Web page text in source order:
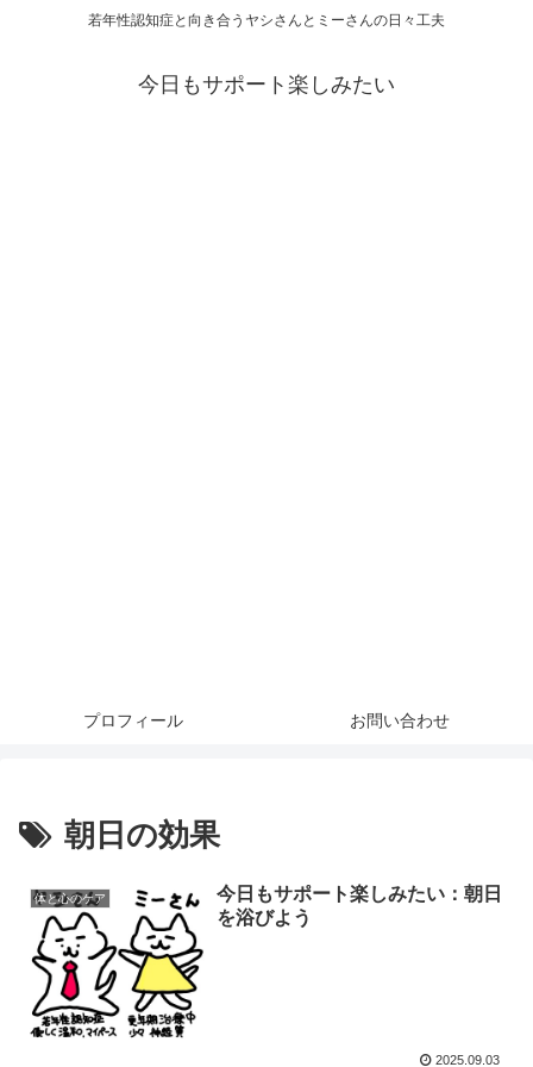
若年性認知症と向き合うヤシさんとミーさんの日々工夫
今日もサポート楽しみたい
プロフィール お問い合わせ
朝日の効果
体と心のケア
今日もサポート楽しみたい：朝日
を浴びよう
2025.09.03